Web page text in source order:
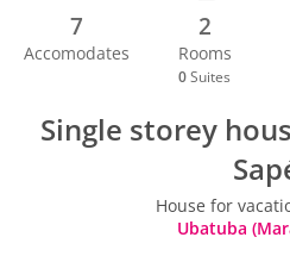
7
Accomodates
2
Rooms
0 Suites
Single storey
House for
Ubatuba